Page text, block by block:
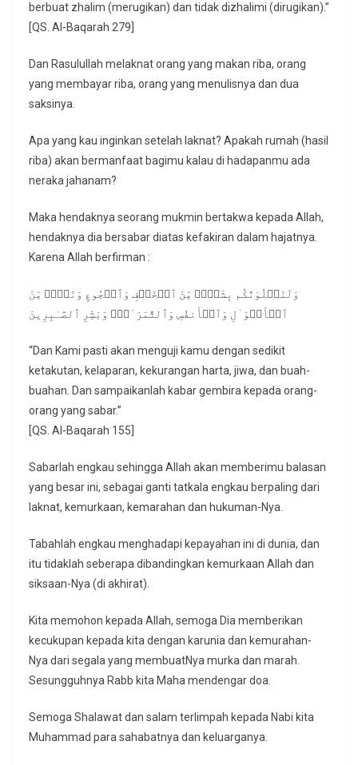
berbuat zhalim (merugikan) dan tidak dizhalimi (dirugikan).”
[QS. Al-Baqarah 279]
Dan Rasulullah melaknat orang yang makan riba, orang
yang membayar riba, orang yang menulisnya dan dua
saksinya.
Apa yang kau inginkan setelah laknat? Apakah rumah (hasil
riba) akan bermanfaat bagimu kalau di hadapanmu ada
neraka jahanam?
Maka hendaknya seorang mukmin bertakwa kepada Allah,
hendaknya dia bersabar diatas kefakiran dalam hajatnya.
Karena Allah berfirman :
وَلَنَبۡلُوَنَّكُم بِشَیۡءࣲ مِّنَ ٱلۡخَوۡفِ وَٱلۡجُوعِ وَنَقۡصࣲ مِّنَ
ٱلۡأَمۡوَ ٰ⁠لِ وَٱلۡأَنفُسِ وَٱلثَّمَرَ ٰ⁠تِۗ وَبَشِّرِ ٱلصَّـٰبِرِینَ
“Dan Kami pasti akan menguji kamu dengan sedikit
ketakutan, kelaparan, kekurangan harta, jiwa, dan buah-
buahan. Dan sampaikanlah kabar gembira kepada orang-
orang yang sabar.”
[QS. Al-Baqarah 155]
Sabarlah engkau sehingga Allah akan memberimu balasan
yang besar ini, sebagai ganti tatkala engkau berpaling dari
laknat, kemurkaan, kemarahan dan hukuman-Nya.
Tabahlah engkau menghadapi kepayahan ini di dunia, dan
itu tidaklah seberapa dibandingkan kemurkaan Allah dan
siksaan-Nya (di akhirat).
Kita memohon kepada Allah, semoga Dia memberikan
kecukupan kepada kita dengan karunia dan kemurahan-
Nya dari segala yang membuatNya murka dan marah.
Sesungguhnya Rabb kita Maha mendengar doa.
Semoga Shalawat dan salam terlimpah kepada Nabi kita
Muhammad para sahabatnya dan keluarganya.